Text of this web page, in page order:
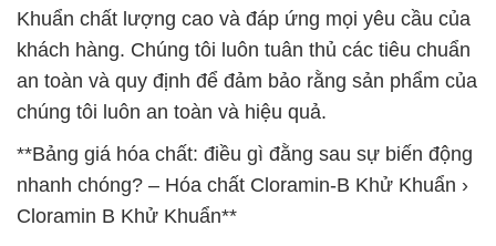
Khuẩn chất lượng cao và đáp ứng mọi yêu cầu của
khách hàng. Chúng tôi luôn tuân thủ các tiêu chuẩn
an toàn và quy định để đảm bảo rằng sản phẩm của
chúng tôi luôn an toàn và hiệu quả.
**Bảng giá hóa chất: điều gì đằng sau sự biến động
nhanh chóng? – Hóa chất Cloramin-B Khử Khuẩn ›
Cloramin B Khử Khuẩn**